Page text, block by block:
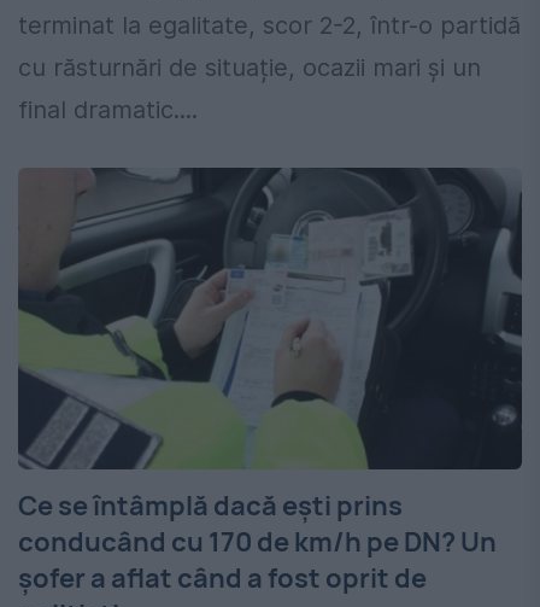
terminat la egalitate, scor 2-2, într-o partidă
cu răsturnări de situație, ocazii mari și un
final dramatic....
Ce se întâmplă dacă ești prins
conducând cu 170 de km/h pe DN? Un
șofer a aflat când a fost oprit de